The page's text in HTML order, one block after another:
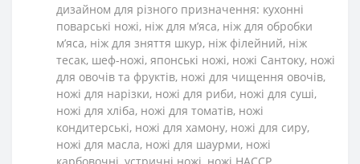
дизайном для різного призначення: кухонні
поварські ножі, ніж для м’яса, ніж для обробки
м’яса, ніж для зняття шкур, ніж філейний, ніж
тесак, шеф-ножі, японські ножі, ножі Сантоку, ножі
для овочів та фруктів, ножі для чищення овочів,
ножі для нарізки, ножі для риби, ножі для суші,
ножі для хліба, ножі для томатів, ножі
кондитерські, ножі для хамону, ножі для сиру,
ножі для масла, ножі для шаурми, ножі